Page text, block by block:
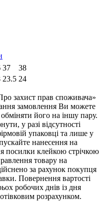
37
38
23.5 24
захист прав споживача»
замовлення Ви можете
його на іншу пару.
у разі відсутності
упаковці та лише у
нанесення на
посилки клейкою стрічкою
товару на
за рахунок покупця
Повернення вартості
робочих днів із дня
розрахунком.